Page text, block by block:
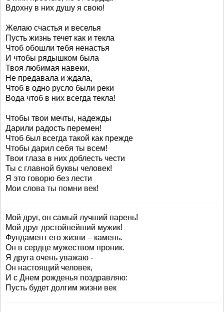
Вдохну в них душу я свою!
Желаю счастья и веселья
Пусть жизнь течет как и текла
Чтоб обошли тебя ненастья
И чтобы рядышком была
Твоя любимая навеки,
Не предавала и ждала,
Чтоб в одно русло были реки
Вода чтоб в них всегда текла!
Чтобы твои мечты, надежды
Дарили радость перемен!
Чтоб был всегда такой как прежде
Чтобы дарил себя ты всем!
Твои глаза в них доблесть чести
Ты с главной буквы человек!
Я это говорю без лести
Мои слова ты помни век!
Мой друг, он самый лучший парень!
Мой друг достойнейший мужик!
Фундамент его жизни – камень.
Он в сердце мужеством проник.
Я друга очень уважаю -
Он настоящий человек,
И с Днем рожденья поздравляю:
Пусть будет долгим жизни век